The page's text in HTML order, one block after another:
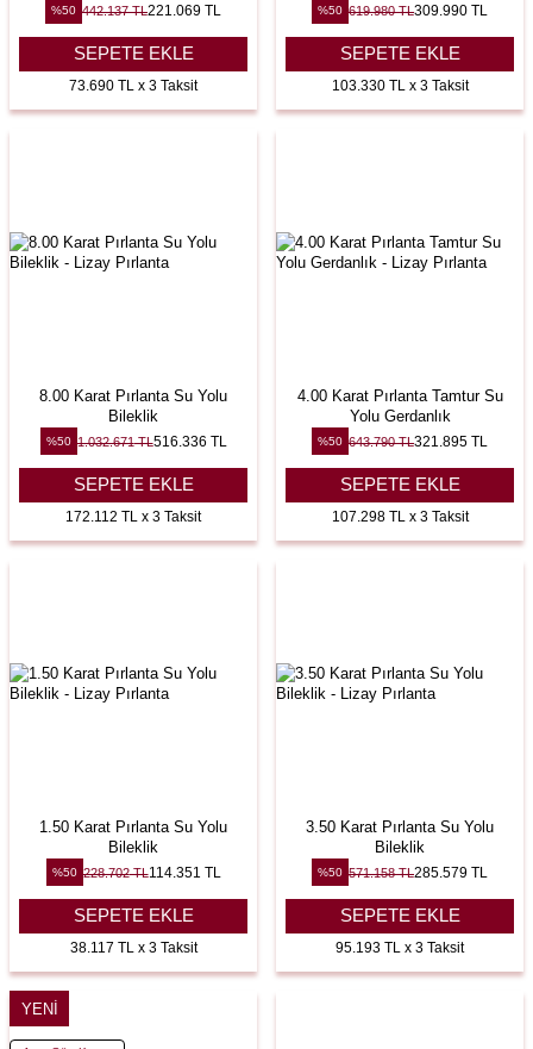
%50 442.137TL221.069 TL
SEPETE EKLE
73.690 TL x 3 Taksit
%50 619.980TL309.990 TL
SEPETE EKLE
103.330 TL x 3 Taksit
8.00 Karat Pırlanta Su Yolu
Bileklik
%50 1.032.671TL516.336 TL
SEPETE EKLE
172.112 TL x 3 Taksit
4.00 Karat Pırlanta Tamtur Su
Yolu Gerdanlık
%50 643.790TL321.895 TL
SEPETE EKLE
107.298 TL x 3 Taksit
1.50 Karat Pırlanta Su Yolu
Bileklik
%50 228.702TL114.351 TL
SEPETE EKLE
38.117 TL x 3 Taksit
3.50 Karat Pırlanta Su Yolu
Bileklik
%50 571.158TL285.579 TL
SEPETE EKLE
95.193 TL x 3 Taksit
YENI